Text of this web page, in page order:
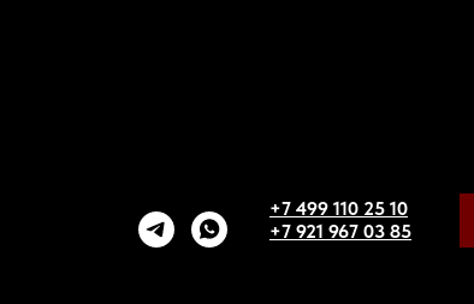
+7 499 110 25 10
+7 921 967 03 85